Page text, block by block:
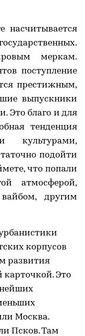
насчитывается
меркам.
поступление
престижным,
выпускники
Это благо и для
тенденция
культурами,
подойти
что попали
атмосферой,
другим
корпусов
развития
карточкой. Это
Москва.
Псков. Там